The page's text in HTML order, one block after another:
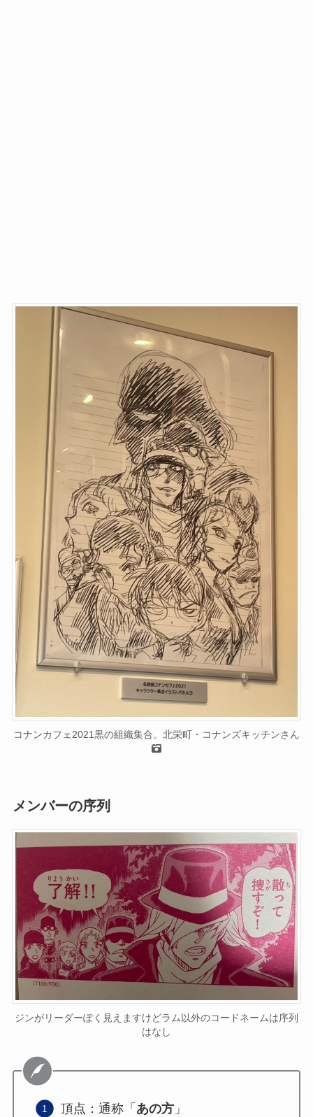
コナンカフェ2021黒の組織集合。北栄町・コナンズキッチンさん
メンバーの序列
ジンがリーダーぽく見えますけどラム以外のコードネームは序列
はなし
頂点：通称「 あの方 」